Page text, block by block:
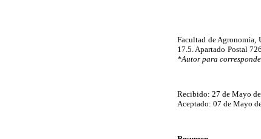
Facultad de Agronomía,
17.5. Apartado Postal
*Autor para
Recibido: 27 de Mayo
Aceptado: 07 de Mayo